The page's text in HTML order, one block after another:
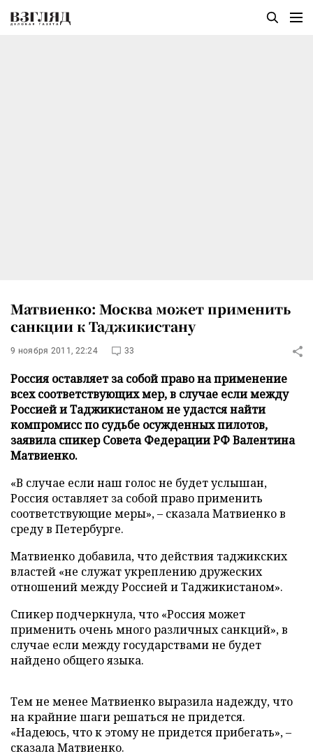
Матвиенко: Москва может применить
санкции к Таджикистану
9 ноября 2011, 22:24 33
Россия оставляет за собой право на применение
всех соответствующих мер, в случае если между
Россией и Таджикистаном не удастся найти
компромисс по судьбе осужденных пилотов,
заявила спикер Совета Федерации РФ Валентина
Матвиенко.
«В случае если наш голос не будет услышан,
Россия оставляет за собой право применить
соответствующие меры», – сказала Матвиенко в
среду в Петербурге.
Матвиенко добавила, что действия таджикских
властей «не служат укреплению дружеских
отношений между Россией и Таджикистаном».
Спикер подчеркнула, что «Россия может
применить очень много различных санкций», в
случае если между государствами не будет
найдено общего языка.
Тем не менее Матвиенко выразила надежду, что
на крайние шаги решаться не придется.
«Надеюсь, что к этому не придется прибегать», –
сказала Матвиенко.